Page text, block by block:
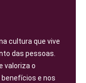
cultura que vive
das pessoas.
valoriza o
e nos